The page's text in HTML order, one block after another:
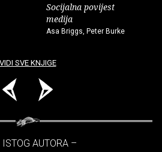
Socijalna povijest
medija
Asa Briggs, Peter Burke
VIDI SVE KNJIGE
ISTOG AUTORA –